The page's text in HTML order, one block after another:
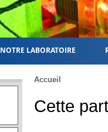
NOTRE LABORATOIRE
Accueil
Cette